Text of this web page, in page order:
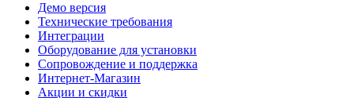
Демо версия
Технические требования
Интеграции
Оборудование для установки
Сопровождение и поддержка
Интернет-Магазин
Акции и скидки